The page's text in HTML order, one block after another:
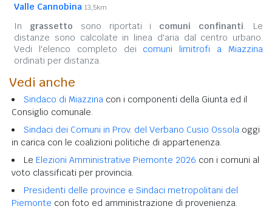
Valle Cannobina 13,5km
In grassetto sono riportati i comuni confinanti. Le
distanze sono calcolate in linea d'aria dal centro urbano.
Vedi l'elenco completo dei comuni limitrofi a Miazzina
ordinati per distanza.
Vedi anche
Sindaco di Miazzina con i componenti della Giunta ed il
Consiglio comunale.
Sindaci dei Comuni in Prov. del Verbano Cusio Ossola oggi
in carica con le coalizioni politiche di appartenenza.
Le Elezioni Amministrative Piemonte 2026 con i comuni al
voto classificati per provincia.
Presidenti delle province e Sindaci metropolitani del
Piemonte con foto ed amministrazione di provenienza.